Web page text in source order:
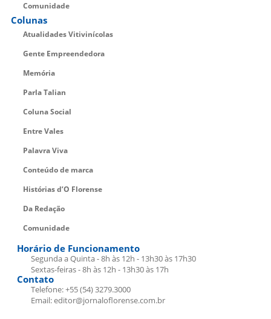
Comunidade
Colunas
Atualidades Vitivinícolas
Gente Empreendedora
Memória
Parla Talian
Coluna Social
Entre Vales
Palavra Viva
Conteúdo de marca
Histórias d’O Florense
Da Redação
Comunidade
Horário de Funcionamento
Segunda a Quinta - 8h às 12h - 13h30 às 17h30
Sextas-feiras - 8h às 12h - 13h30 às 17h
Contato
Telefone: +55 (54) 3279.3000
Email: editor@jornaloflorense.com.br